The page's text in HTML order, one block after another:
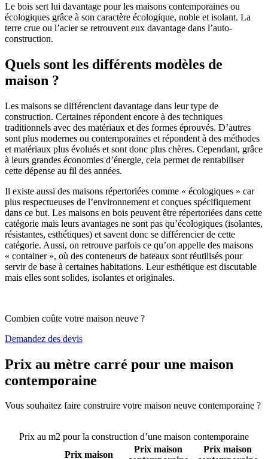
Le bois sert lui davantage pour les maisons contemporaines ou
écologiques grâce à son caractère écologique, noble et isolant. La
terre crue ou l’acier se retrouvent eux davantage dans l’auto-
construction.
Quels sont les différents modèles de
maison ?
Les maisons se différencient davantage dans leur type de
construction. Certaines répondent encore à des techniques
traditionnels avec des matériaux et des formes éprouvés. D’autres
sont plus modernes ou contemporaines et répondent à des méthodes
et matériaux plus évolués et sont donc plus chères. Cependant, grâce
à leurs grandes économies d’énergie, cela permet de rentabiliser
cette dépense au fil des années.
Il existe aussi des maisons répertoriées comme « écologiques » car
plus respectueuses de l’environnement et conçues spécifiquement
dans ce but. Les maisons en bois peuvent être répertoriées dans cette
catégorie mais leurs avantages ne sont pas qu’écologiques (isolantes,
résistantes, esthétiques) et savent donc se différencier de cette
catégorie. Aussi, on retrouve parfois ce qu’on appelle des maisons
« container », où des conteneurs de bateaux sont réutilisés pour
servir de base à certaines habitations. Leur esthétique est discutable
mais elles sont solides, isolantes et originales.
Combien coûte votre maison neuve ?
Demandez des devis
Prix au mètre carré pour une maison
contemporaine
Vous souhaitez faire construire votre maison neuve contemporaine ?
Prix au m2 pour la construction d’une maison contemporaine
Prix maison
Prix maison
Prix maison